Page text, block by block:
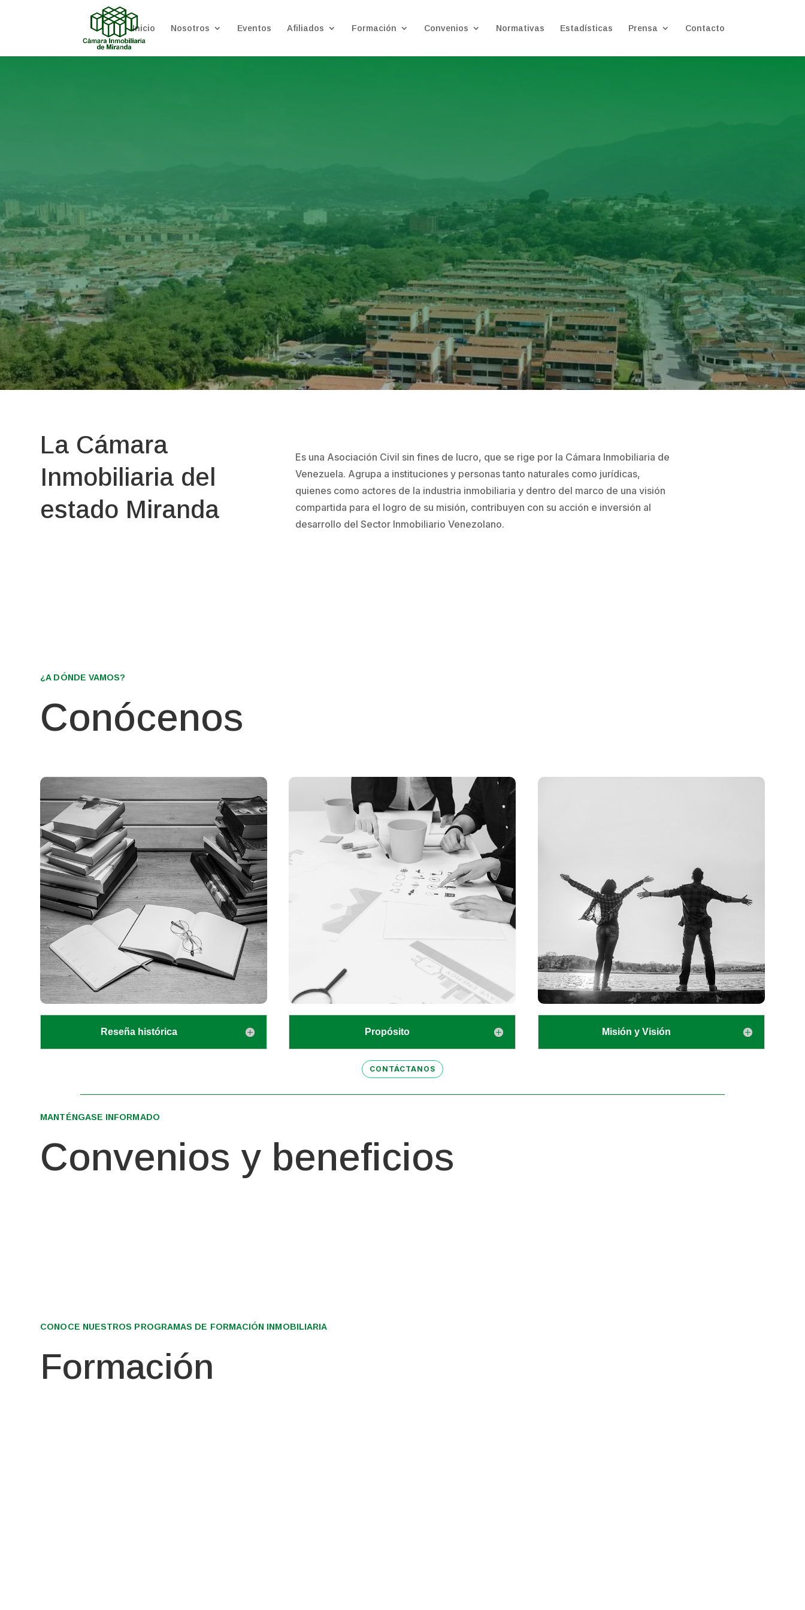
Inicio Nosotros Eventos Afiliados Formación Convenios Normativas Estadísticas Prensa Contacto

AFILIADOS
CORPORATIVOS

AFILIADOS
CERTIFICADOS

AFILIADOS
PROFESIONALES

AFÍLIESE
La Cámara
Inmobiliaria del
estado Miranda
Es una Asociación Civil sin fines de lucro, que se rige por la Cámara Inmobiliaria de
Venezuela. Agrupa a instituciones y personas tanto naturales como jurídicas,
quienes como actores de la industria inmobiliaria y dentro del marco de una visión
compartida para el logro de su misión, contribuyen con su acción e inversión al
desarrollo del Sector Inmobiliario Venezolano.
¿A DÓNDE VAMOS?
Conócenos
Reseña histórica Propósito
CONTÁCTANOS
Misión y Visión
MANTÉNGASE INFORMADO
Convenios y beneficios
CONOCE NUESTROS PROGRAMAS DE FORMACIÓN INMOBILIARIA
Formación